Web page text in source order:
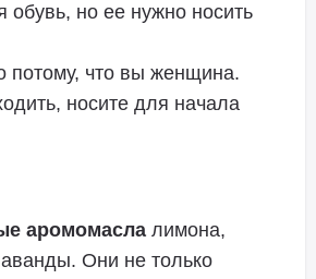
обувь, но ее нужно носить
потому, что вы женщина.
носите для начала
аромомасла лимона,
Они не только